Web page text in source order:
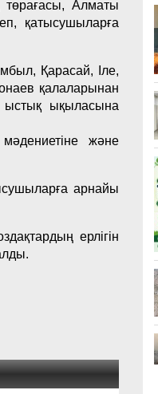
Алматы
қатысушыларға
Қарасай, Іле,
қалаларынан
ыстық ықыласына
және
арнайы
ерлігін